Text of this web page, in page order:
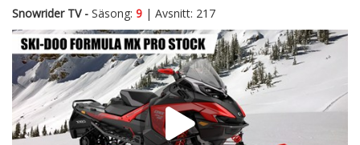
Snowrider TV - Säsong: 9 | Avsnitt: 217